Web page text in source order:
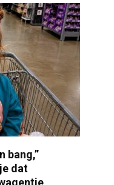
bang,”
dat